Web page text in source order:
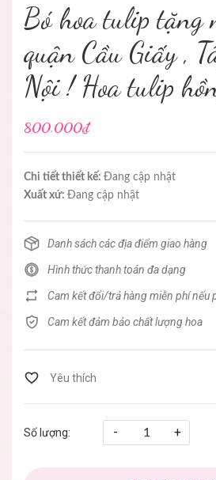
Bó hoa tulip tặng
quận Cầu Giấy ,
Nội ! Hoa tulip
800.000₫
Chi tiết thiết kế: Đang cập nhật
Xuất xứ: Đang cập nhật
Danh sách các địa điểm giao hàng
Hình thức thanh toán đa dạng
Cam kết đổi/trả hàng miễn phí nếu
Cam kết đảm bảo chất lượng hoa
Số lượng: - +